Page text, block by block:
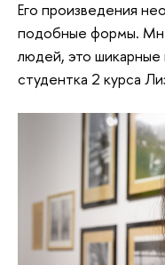
Его произведения
подобные формы.
людей, это шикарные
студентка 2 курса